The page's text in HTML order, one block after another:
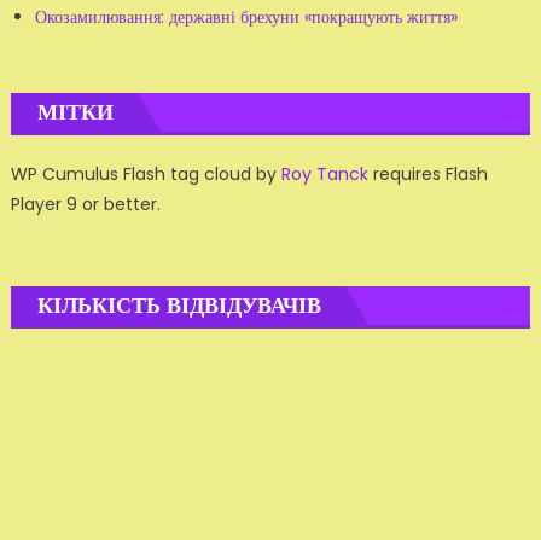
Окозамилювання: державні брехуни «покращують життя»
МІТКИ
WP Cumulus Flash tag cloud by Roy Tanckrequires Flash
Player 9 or better.
КІЛЬКІСТЬ ВІДВІДУВАЧІВ